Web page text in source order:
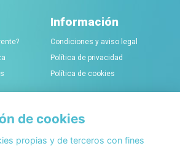
Información
Condiciones y aviso legal
Política de privacidad
Política de cookies
Conócenos
Acerca de Bobaly Partners
de cookies
propias y de terceros con fines